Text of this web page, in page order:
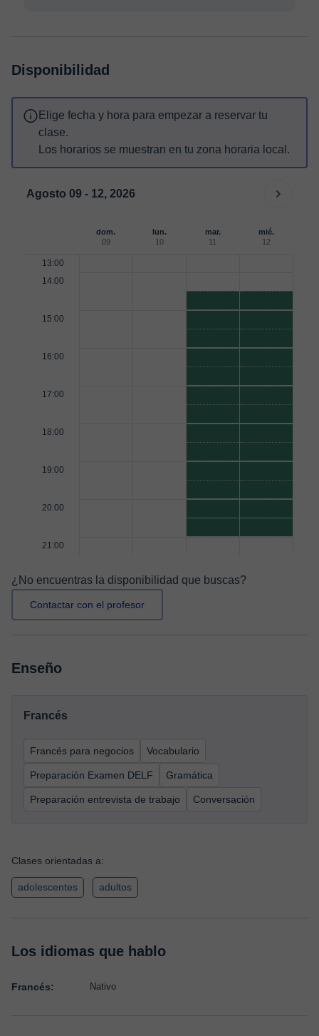
Disponibilidad
Elige fecha y hora para empezar a reservar tu
clase.
Los horarios se muestran en tu zona horaria local.
Agosto 09 - 12, 2026
dom.
09
lun.
10
mar.
11
mié.
12
13:00
14:00
15:00
16:00
17:00
18:00
19:00
20:00
21:00
¿No encuentras la disponibilidad que buscas?
Contactar con el profesor
Enseño
Francés
Francés para negocios Vocabulario
Preparación Examen DELF Gramática
Preparación entrevista de trabajo Conversación
Clases orientadas a:
adolescentes adultos
Los idiomas que hablo
Francés: Nativo